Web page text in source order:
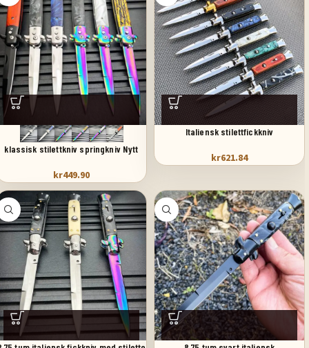
klassisk stilettkniv springkniv Nytt
kr449.90
Italiensk stilettfickkniv
kr621.84